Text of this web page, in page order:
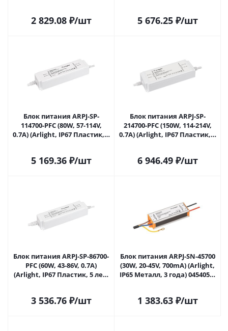
2 829.08₽/шт 5 676.25₽/шт
Блок питания ARPJ-SP-
114700-PFC (80W, 57-114V,
0.7A) (Arlight, IP67 Пластик, 5
5 169.36₽/шт
Блок питания ARPJ-SP-
214700-PFC (150W, 114-214V,
0.7A) (Arlight, IP67 Пластик, 5
6 946.49₽/шт
Блок питания ARPJ-SP-86700-
PFC (60W, 43-86V, 0.7A)
(Arlight, IP67 Пластик, 5 лет)
3 536.76₽/шт
Блок питания ARPJ-SN-45700
(30W, 20-45V, 700mA) (Arlight,
IP65 Металл, 3 года) 045405 в
1 383.63₽/шт